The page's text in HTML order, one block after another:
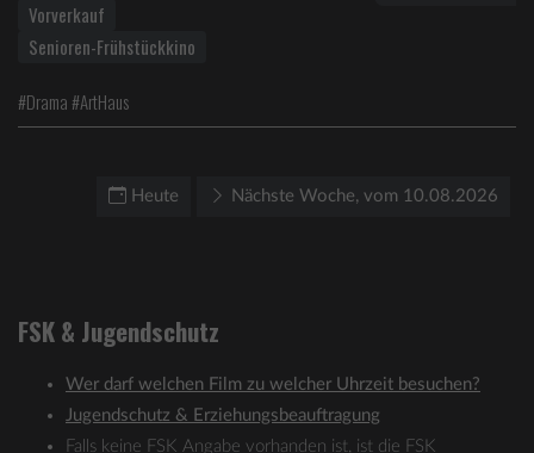
Vorverkauf
Senioren-Frühstückkino
#Drama #ArtHaus
Heute Nächste Woche, vom 10.08.2026
FSK & Jugendschutz
Wer darf welchen Film zu welcher Uhrzeit besuchen?
Jugendschutz & Erziehungsbeauftragung
Falls keine FSK Angabe vorhanden ist, ist die FSK